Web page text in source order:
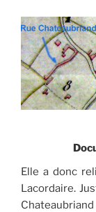
Elle a donc
Lacordaire.